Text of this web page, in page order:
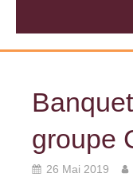
groupe
26 Mai 2019